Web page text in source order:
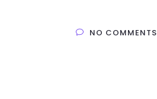
NO COMMENTS